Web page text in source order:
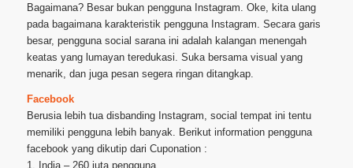
Bagaimana? Besar bukan pengguna Instagram. Oke, kita ulang
pada bagaimana karakteristik pengguna Instagram. Secara garis
besar, pengguna social sarana ini adalah kalangan menengah
keatas yang lumayan teredukasi. Suka bersama visual yang
menarik, dan juga pesan segera ringan ditangkap.
Facebook
Berusia lebih tua disbanding Instagram, social tempat ini tentu
memiliki pengguna lebih banyak. Berikut information pengguna
facebook yang dikutip dari Cuponation :
1. India – 260 juta pengguna